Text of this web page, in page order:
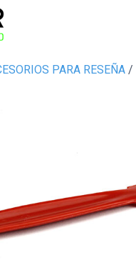
PARA RESEÑA/